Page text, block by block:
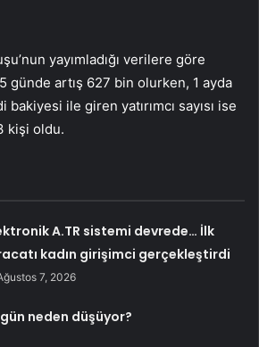
yayımladığı verilere göre
günde artış 627 bin olurken, 1 ayda
ile giren yatırımcı sayısı ise
kişi oldu.
A.TR sistemi devrede… İlk
kadın girişimci gerçekleştirdi
7, 2026
neden düşüyor?